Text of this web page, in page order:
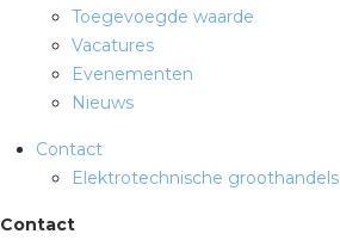
Toegevoegde waarde
Vacatures
Evenementen
Nieuws
Contact
Elektrotechnische groothandels
Contact